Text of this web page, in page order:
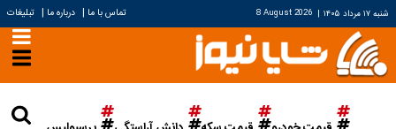
شنبه ۱۷ مرداد ۱۴۰۵ |
8 August 2026 تماس با ما | درباره ما | تبلیغات